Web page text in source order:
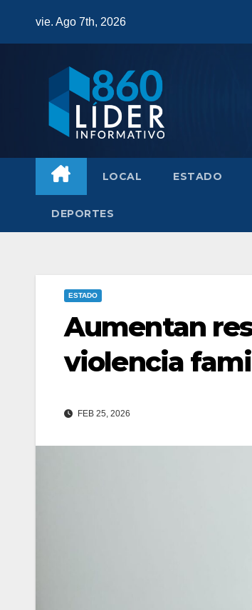
vie. Ago 7th, 2026
LOCAL ESTADO
DEPORTES
ESTADO
Aumentan
violencia
FEB 25, 2026